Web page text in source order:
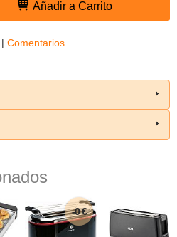
Añadir a Carrito
| Comentarios
-0 €